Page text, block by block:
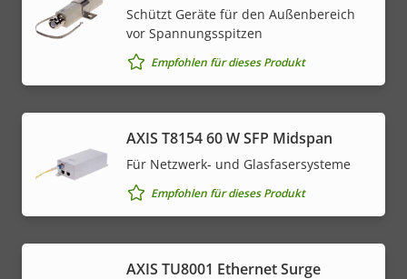
Schützt Geräte für den Außenbereich
vor Spannungsspitzen
Empfohlen für dieses Produkt
AXIS T8154 60 W SFP Midspan
Für Netzwerk- und Glasfasersysteme
Empfohlen für dieses Produkt
AXIS TU8001 Ethernet Surge